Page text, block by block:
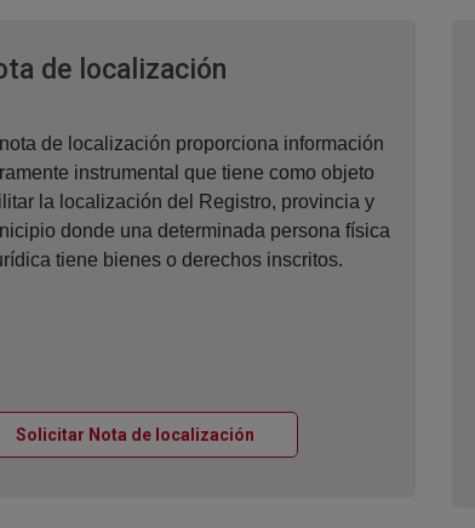
de localizaciónVentana nueva
nota de localización proporciona información
instrumental que tiene como objeto
la localización del Registro, provincia y
donde una determinada persona física
tiene bienes o derechos inscritos.
Solicitar Nota de localizaciónVentana nueva